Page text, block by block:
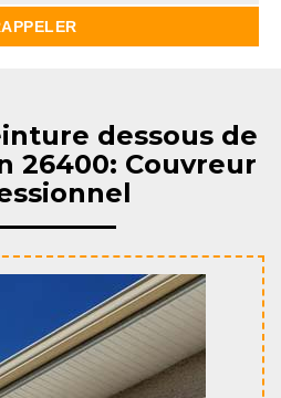
dessous de
26400: Couvreur